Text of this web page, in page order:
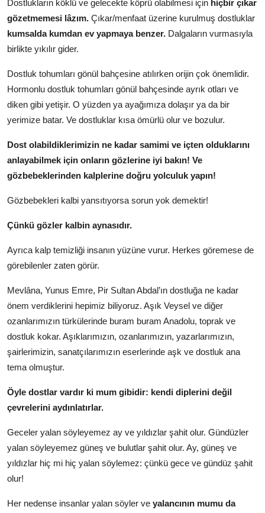
Dostlukların köklü ve gelecekte köprü olabilmesi için hiçbir çıkar
gözetmemesi lâzım. Çıkar/menfaat üzerine kurulmuş dostluklar
kumsalda kumdan ev yapmaya benzer. Dalgaların vurmasıyla
birlikte yıkılır gider.
Dostluk tohumları gönül bahçesine atılırken orijin çok önemlidir.
Hormonlu dostluk tohumları gönül bahçesinde ayrık otları ve
diken gibi yetişir. O yüzden ya ayağımıza dolaşır ya da bir
yerimize batar. Ve dostluklar kısa ömürlü olur ve bozulur.
Dost olabildiklerimizin ne kadar samimi ve içten olduklarını
anlayabilmek için onların gözlerine iyi bakın! Ve
gözbebeklerinden kalplerine doğru yolculuk yapın!
Gözbebekleri kalbi yansıtıyorsa sorun yok demektir!
Çünkü gözler kalbin aynasıdır.
Ayrıca kalp temizliği insanın yüzüne vurur. Herkes göremese de
görebilenler zaten görür.
Mevlâna, Yunus Emre, Pir Sultan Abdal’ın dostluğa ne kadar
önem verdiklerini hepimiz biliyoruz. Aşık Veysel ve diğer
ozanlarımızın türkülerinde buram buram Anadolu, toprak ve
dostluk kokar. Aşıklarımızın, ozanlarımızın, yazarlarımızın,
şairlerimizin, sanatçılarımızın eserlerinde aşk ve dostluk ana
tema olmuştur.
Öyle dostlar vardır ki mum gibidir: kendi diplerini değil
çevrelerini aydınlatırlar.
Geceler yalan söyleyemez ay ve yıldızlar şahit olur. Gündüzler
yalan söyleyemez güneş ve bulutlar şahit olur. Ay, güneş ve
yıldızlar hiç mi hiç yalan söylemez: çünkü gece ve gündüz şahit
olur!
Her nedense insanlar yalan söyler ve yalancının mumu da